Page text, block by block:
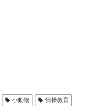
小動物 情操教育